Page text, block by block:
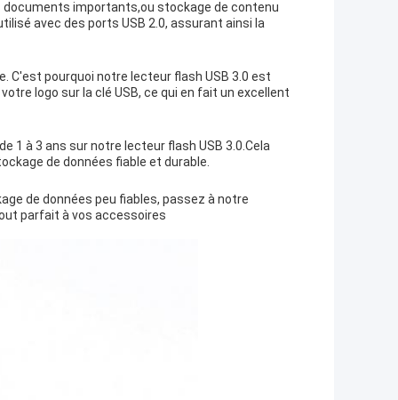
importants,ou stockage de contenu
avec des ports USB 2.0, assurant ainsi la
C'est pourquoi notre lecteur flash USB 3.0 est
logo sur la clé USB, ce qui en fait un excellent
1 à 3 ans sur notre lecteur flash USB 3.0.Cela
de données fiable et durable.
de données peu fiables, passez à notre
parfait à vos accessoires